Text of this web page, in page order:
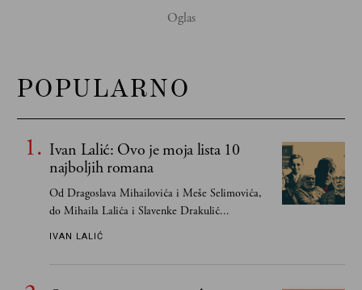
POPULARNO
Ivan Lalić: Ovo je moja lista 10
najboljih romana
Od Dragoslava Mihailovića i Meše Selimovića,
do Mihaila Lalića i Slavenke Drakulić...
IVAN LALIĆ